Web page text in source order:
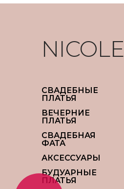
NICOLE
СВАДЕБНЫЕ
ПЛАТЬЯ
ВЕЧЕРНИЕ
ПЛАТЬЯ
СВАДЕБНАЯ
ФАТА
АКСЕССУАРЫ
БУДУАРНЫЕ
ПЛАТЬЯ